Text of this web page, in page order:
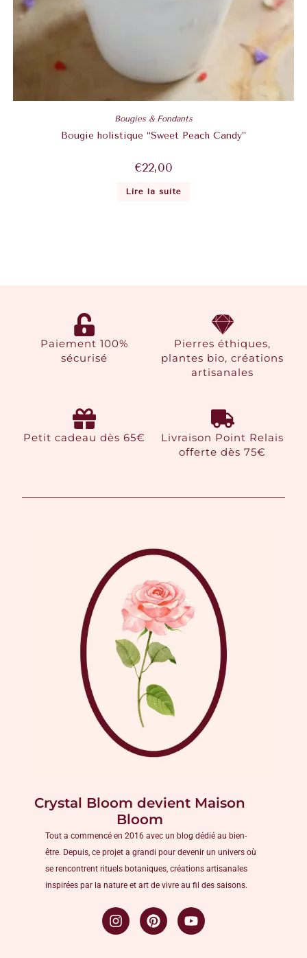
Bougies & Fondants
Bougie holistique “Sweet Peach Candy”
€22,00
Lire la suite
Paiement 100%
sécurisé
Pierres éthiques,
plantes bio, créations
artisanales
Petit cadeau dès 65€
Livraison Point Relais
offerte dès 75€
Crystal Bloom devient Maison
Bloom
Tout a commencé en 2016 avec un blog dédié au bien-
être. Depuis, ce projet a grandi pour devenir un univers où
se rencontrent rituels botaniques, créations artisanales
inspirées par la nature et art de vivre au fil des saisons.